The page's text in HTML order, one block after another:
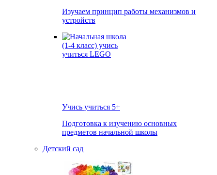
Изучаем принцип работы механизмов и
устройств
Учись учиться 5+
Подготовка к изучению основных
предметов начальной школы
Детский сад